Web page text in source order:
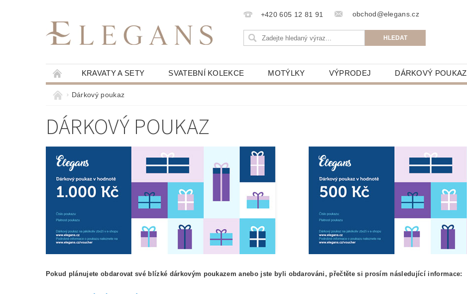
+420 605 12 81 91 obchod@elegans.cz
KRAVATY A SETY SVATEBNÍ KOLEKCE MOTÝLKY VÝPRODEJ DÁRKOVÝ POUKAZ
Dárkový poukaz
DÁRKOVÝ POUKAZ
Pokud plánujete obdarovat své blízké dárkovým poukazem anebo jste byli obdarováni, přečtěte si prosím následující informace: